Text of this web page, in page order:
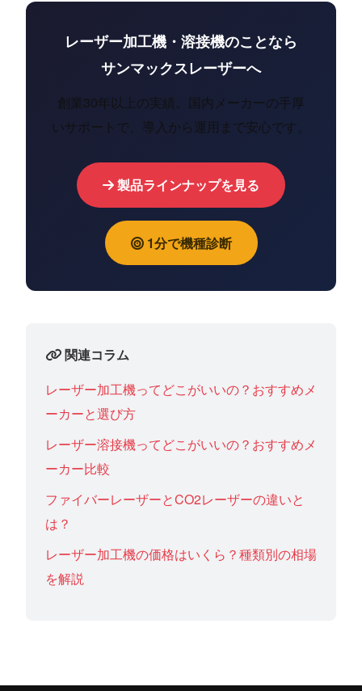
レーザー加工機・溶接機のことなら
サンマックスレーザーへ
創業30年以上の実績。国内メーカーの手厚
いサポートで、導入から運用まで安心です。
製品ラインナップを見る
1分で機種診断
関連コラム
レーザー加工機ってどこがいいの？おすすめメ
ーカーと選び方
レーザー溶接機ってどこがいいの？おすすめメ
ーカー比較
ファイバーレーザーとCO2レーザーの違いと
は？
レーザー加工機の価格はいくら？種類別の相場
を解説